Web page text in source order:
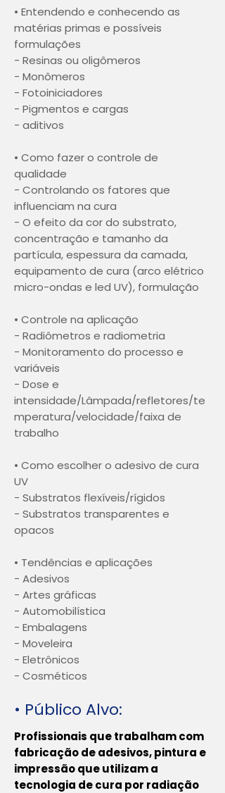
• Entendendo e conhecendo as
matérias primas e possíveis
formulações
- Resinas ou oligômeros
- Monômeros
- Fotoiniciadores
- Pigmentos e cargas
- aditivos
• Como fazer o controle de
qualidade
- Controlando os fatores que
influenciam na cura
- O efeito da cor do substrato,
concentração e tamanho da
partícula, espessura da camada,
equipamento de cura (arco elétrico
micro-ondas e led UV), formulação
• Controle na aplicação
- Radiômetros e radiometria
- Monitoramento do processo e
variáveis
- Dose e
intensidade/Lâmpada/refletores/te
mperatura/velocidade/faixa de
trabalho
• Como escolher o adesivo de cura
UV
- Substratos flexíveis/rígidos
- Substratos transparentes e
opacos
• Tendências e aplicações
- Adesivos
- Artes gráficas
- Automobilística
- Embalagens
- Moveleira
- Eletrônicos
- Cosméticos
• Público Alvo:
Profissionais que trabalham com
fabricação de adesivos, pintura e
impressão que utilizam a
tecnologia de cura por radiação